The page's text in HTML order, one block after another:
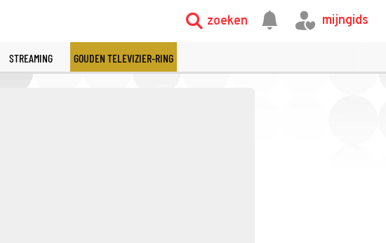
zoeken mijngids
STREAMING GOUDEN TELEVIZIER-RING